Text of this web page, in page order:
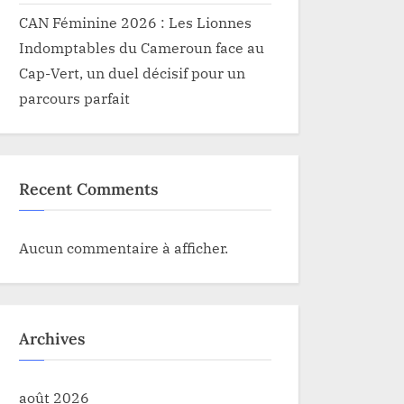
CAN Féminine 2026 : Les Lionnes
Indomptables du Cameroun face au
Cap-Vert, un duel décisif pour un
parcours parfait
Recent Comments
Aucun commentaire à afficher.
Archives
août 2026